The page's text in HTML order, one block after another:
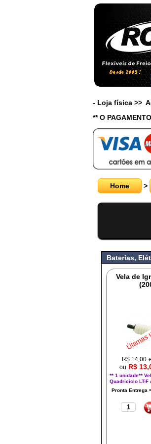
- Loja física >>
** O
Home >
Baterias,
Vela de
R$ 14,00
ou R$
** 1 unidade**
Quadriciclo LT-F